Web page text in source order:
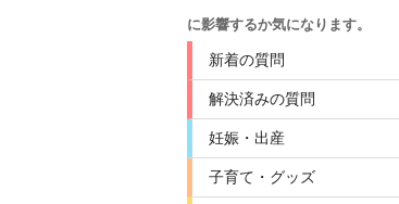
に影響するか気になります。
新着の質問
解決済みの質問
妊娠・出産
子育て・グッズ